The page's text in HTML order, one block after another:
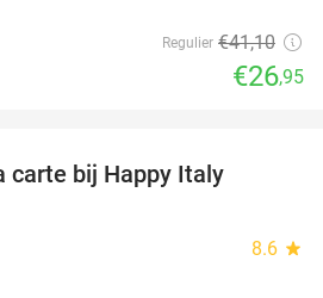
Regulier €41,10
€26,95
carte bij Happy Italy
8.6 star